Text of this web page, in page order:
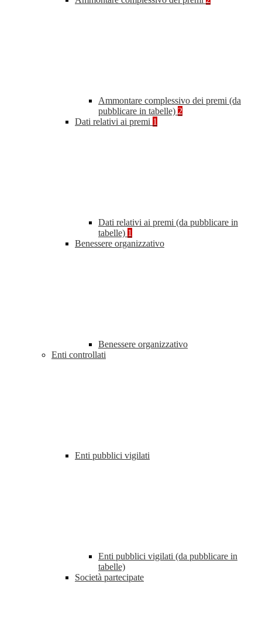
Ammontare complessivo dei premi (da
pubblicare in tabelle) 2
Dati relativi ai premi 1
Dati relativi ai premi (da pubblicare in
tabelle) 1
Benessere organizzativo
Benessere organizzativo
Enti controllati
Enti pubblici vigilati
Enti pubblici vigilati (da pubblicare in
tabelle)
Società partecipate